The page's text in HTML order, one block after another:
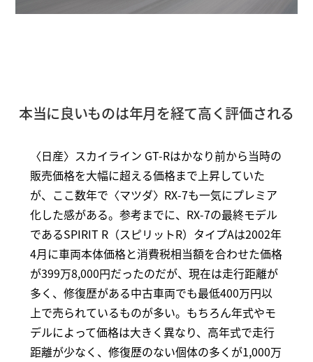
本当に良いものは年月を経て高く評価される
〈日産〉スカイライン GT-Rはかなり前から当時の
販売価格を大幅に超える価格まで上昇していた
が、ここ数年で〈マツダ〉RX-7も一気にプレミア
化した感がある。参考までに、RX-7の最終モデル
であるSPIRIT R（スピリットR）タイプAは2002年
4月に車両本体価格と消費税相当額を合わせた価格
が399万8,000円だったのだが、現在は走行距離が
多く、修復歴がある中古車両でも最低400万円以
上で売られているものが多い。もちろん年式やモ
デルによって価格は大きく異なり、高年式で走行
距離が少なく、修復歴のない個体の多くが1,000万